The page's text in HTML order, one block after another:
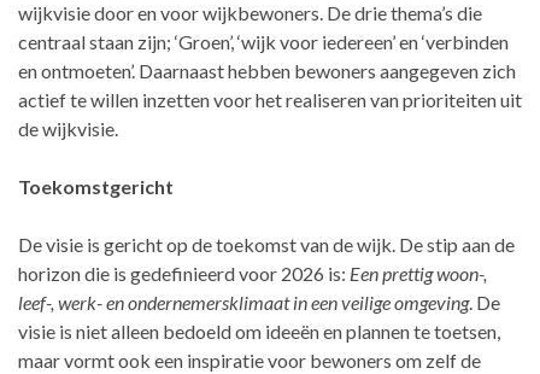
wijkvisie door en voor wijkbewoners. De drie thema’s die
centraal staan zijn; ‘Groen’, ‘wijk voor iedereen’ en ‘verbinden
en ontmoeten’. Daarnaast hebben bewoners aangegeven zich
actief te willen inzetten voor het realiseren van prioriteiten uit
de wijkvisie.
Toekomstgericht
De visie is gericht op de toekomst van de wijk. De stip aan de
horizon die is gedefinieerd voor 2026 is: Een prettig woon-,
leef-, werk- en ondernemersklimaat in een veilige omgeving. De
visie is niet alleen bedoeld om ideeën en plannen te toetsen,
maar vormt ook een inspiratie voor bewoners om zelf de